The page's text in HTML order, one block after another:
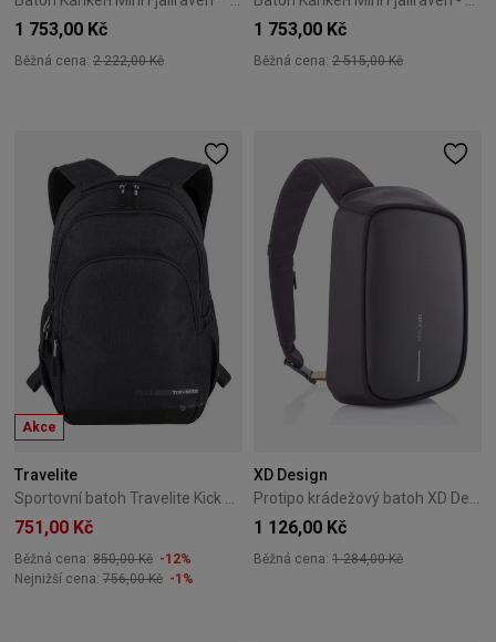
1 753,00 Kč
Běžná cena: 2 222,00 Kč
1 753,00 Kč
Běžná cena: 2 515,00 Kč
Akce
Travelite
751,00 Kč
Běžná cena: 850,00 Kč -12%
Nejnižší cena: 756,00 Kč -1%
XD Design
1 126,00 Kč
Běžná cena: 1 284,00 Kč